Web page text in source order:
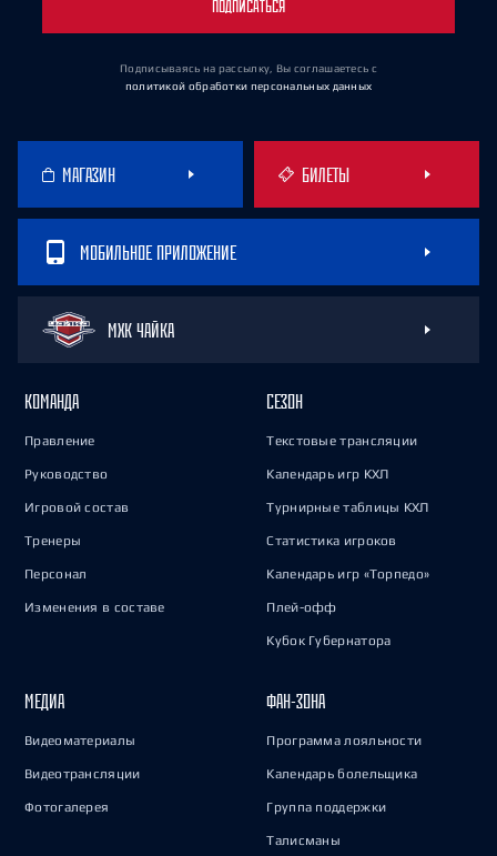
ПОДПИСАТЬСЯ
Подписываясь на рассылку, Вы соглашаетесь с
политикой обработки персональных данных
МАГАЗИН БИЛЕТЫ
МОБИЛЬНОЕ ПРИЛОЖЕНИЕ
МХК ЧАЙКА
КОМАНДА
Правление
Руководство
Игровой состав
Тренеры
Персонал
Изменения в составе
СЕЗОН
Текстовые трансляции
Календарь игр КХЛ
Турнирные таблицы КХЛ
Статистика игроков
Календарь игр «Торпедо»
Плей-офф
Кубок Губернатора
МЕДИА
Видеоматериалы
Видеотрансляции
Фотогалерея
ФАН-ЗОНА
Программа лояльности
Календарь болельщика
Группа поддержки
Талисманы